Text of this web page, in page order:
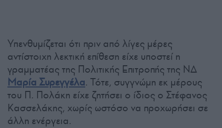
Υπενθυμίζεται ότι πριν από λίγες μέρες
αντίστοιχη λεκτική επίθεση είχε υποστεί η
γραμματέας της Πολιτικής Επιτροπής της ΝΔ
Μαρία Συρεγγέλα. Τότε, συγγνώμη εκ μέρους
του Π. Πολάκη είχε ζητήσει ο ίδιος ο Στέφανος
Κασσελάκης, χωρίς ωστόσο να προχωρήσει σε
άλλη ενέργεια.